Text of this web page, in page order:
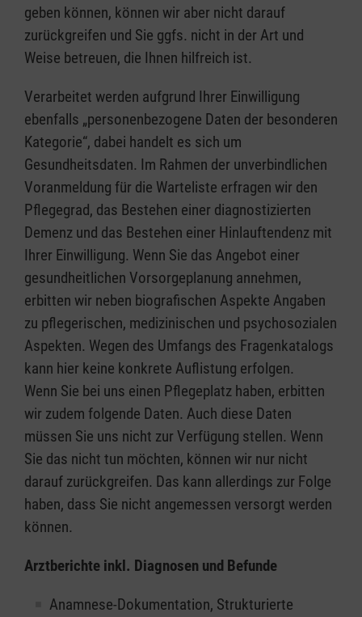
geben können, können wir aber nicht darauf
zurückgreifen und Sie ggfs. nicht in der Art und
Weise betreuen, die Ihnen hilfreich ist.
Verarbeitet werden aufgrund Ihrer Einwilligung
ebenfalls „personenbezogene Daten der besonderen
Kategorie“, dabei handelt es sich um
Gesundheitsdaten. Im Rahmen der unverbindlichen
Voranmeldung für die Warteliste erfragen wir den
Pflegegrad, das Bestehen einer diagnostizierten
Demenz und das Bestehen einer Hinlauftendenz mit
Ihrer Einwilligung. Wenn Sie das Angebot einer
gesundheitlichen Vorsorgeplanung annehmen,
erbitten wir neben biografischen Aspekte Angaben
zu pflegerischen, medizinischen und psychosozialen
Aspekten. Wegen des Umfangs des Fragenkatalogs
kann hier keine konkrete Auflistung erfolgen.
Wenn Sie bei uns einen Pflegeplatz haben, erbitten
wir zudem folgende Daten. Auch diese Daten
müssen Sie uns nicht zur Verfügung stellen. Wenn
Sie das nicht tun möchten, können wir nur nicht
darauf zurückgreifen. Das kann allerdings zur Folge
haben, dass Sie nicht angemessen versorgt werden
können.
Arztberichte inkl. Diagnosen und Befunde
Anamnese-Dokumentation, Strukturierte